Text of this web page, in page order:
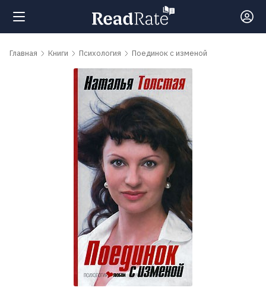
Поиск
обсуждаемые
Главная Книги Психология Поединок с изменой